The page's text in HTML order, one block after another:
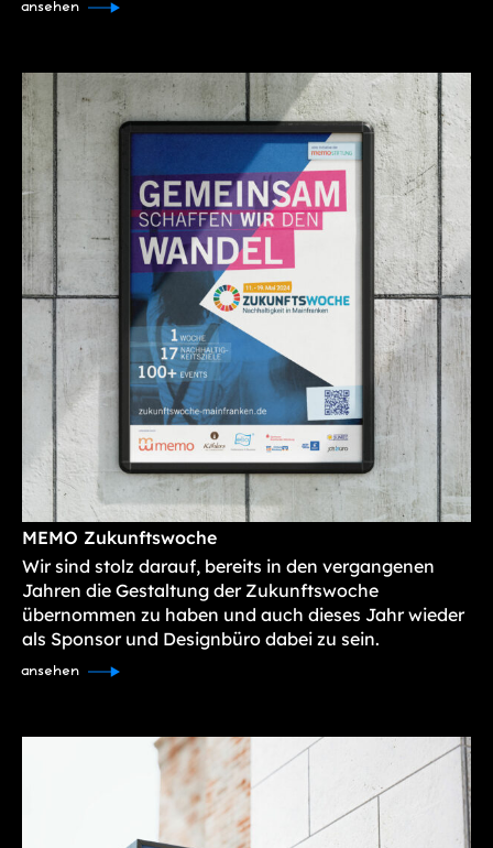
ansehen
MEMO Zukunftswoche
Wir sind stolz darauf, bereits in den vergangenen
Jahren die Gestaltung der Zukunftswoche
übernommen zu haben und auch dieses Jahr wieder
als Sponsor und Designbüro dabei zu sein.
ansehen